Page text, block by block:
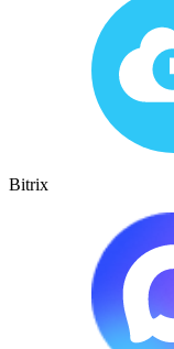
Bitrix